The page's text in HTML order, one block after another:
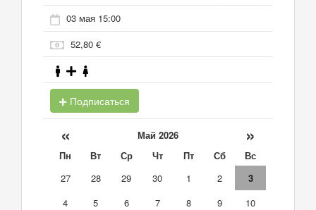
03 мая 15:00
52,80 €
Подписаться
« Май 2026 »
Пн Вт Ср Чт Пт Сб
Вс
27
28 29 30 1 2
3
4
5 6 7 8 9
10